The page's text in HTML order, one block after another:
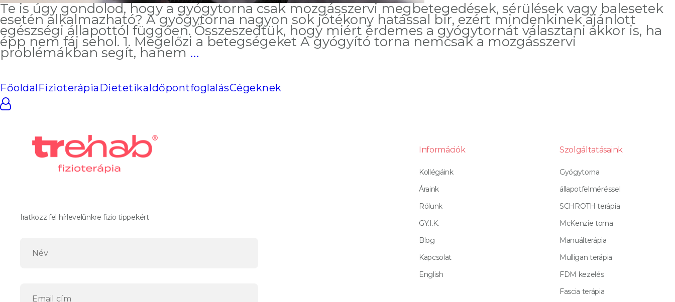
Te is úgy gondolod, hogy a gyógytorna csak mozgásszervi megbetegedések, sérülések vagy balesetek
esetén alkalmazható? A gyógytorna nagyon sok jótékony hatással bír, ezért mindenkinek ajánlott
egészségi állapottól függően. Összeszedtük, hogy miért érdemes a gyógytornát választani akkor is, ha
épp nem fáj sehol. 1. Megelőzi a betegségeket A gyógyító torna nemcsak a mozgásszervi
problémákban segít, hanem …
gyógytorna
mellett
FőoldalFizioterápiaDietetikaIdőpontfoglalásCégeknek
Iratkozz fel hírlevelünkre fizio tippekért
Információk
Kollégáink
Áraink
Rólunk
GY.I.K.
Blog
Kapcsolat
English
Szolgáltatásaink
Gyógytorna
állapotfelméréssel
SCHROTH terápia
McKenzie torna
Manuálterápia
Mulligan terápia
FDM kezelés
Fascia terápia